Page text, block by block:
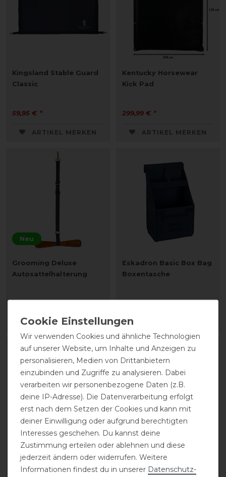
Kingsland Stable Guard
Classic
59,95 € *
ARTIKEL MERKEN
Kentucky Horsewear
Kick Pad
299,99 € *
ARTIKEL MERKEN
Neu
Grooming Deluxe
Autosattelhalterung
ARTIKEL MERKEN
Eskadron Basic Box Bag
Boxentasche
QHP Aufhängeriemen
Waldhausen Gabel für
Wir verwenden Cookies und ähnliche Technologien
auf unserer Website, um Inhalte und Anzeigen zu
personalisieren, Medien von Drittanbietern
einzubinden und Zugriffe zu analysieren. Dabei
verarbeiten wir personenbezogene Daten (z.B.
deine IP-Adresse). Die Datenverarbeitung erfolgt
erst nach dem Setzen der Cookies und kann mit
deiner Einwilligung oder aufgrund berechtigten
Interesses geschehen. Du kannst deine
Zustimmung erteilen oder ablehnen und diese
jederzeit ändern oder widerrufen. Weitere
Informationen findest du in unserer Daten­schutz­